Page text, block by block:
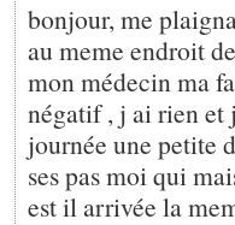
bonjour, me
au meme endroit
mon médecin ma
négatif , j ai rien et
journée une petite
ses pas moi qui
est il arrivée la